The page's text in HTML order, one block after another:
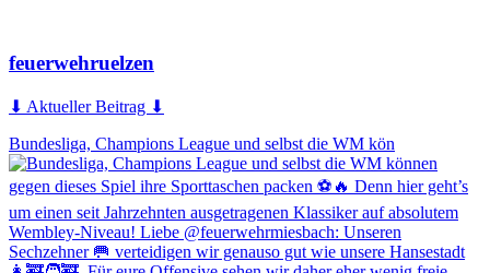
feuerwehruelzen
⬇ Aktueller Beitrag ⬇
Bundesliga, Champions League und selbst die WM kön